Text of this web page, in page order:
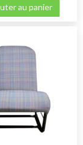
au panier